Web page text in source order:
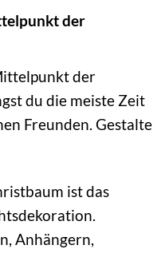
der
der
du die meiste Zeit
Freunden. Gestalte
ist das
Anhängern,